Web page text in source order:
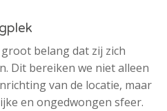
belang dat zij zich
Dit bereiken we niet alleen
van de locatie, maar
en ongedwongen sfeer.